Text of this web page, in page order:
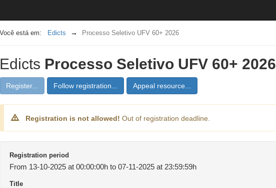
Edicts Processo Seletivo UFV 60+ 2026
Edicts Processo Seletivo UFV 60+ 2026
Register... Follow registration... Appeal resource...
Registration is not allowed! Out of registration deadline.
Registration period
From 13-10-2025 at 00:00:00h to 07-11-2025 at 23:59:59h
Title